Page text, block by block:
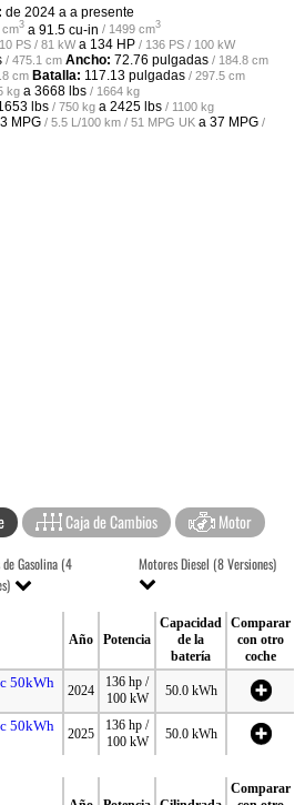
de 2024 a a presente
cm3 a 91.5 cu-in / 1499 cm3
PS / 81 kWa 134 HP / 136 PS / 100 kW
/ 475.1 cm Ancho: 72.76 pulgadas / 184.8 cm
cm Batalla: 117.13 pulgadas / 297.5 cm
kg a 3668 lbs / 1664 kg
lbs / 750 kg a 2425 lbs / 1100 kg
MPG / 5.5 L/100 km / 51 MPG UK a 37 MPG /
Caja de Cambios Motor
Gasolina (4
Motores Diesel (8 Versiones)
Año Potencia
Capacidad
de la
batería
Comparar
con otro
coche
50kWh 2024
136 hp /
100 kW
50.0 kWh
50kWh 2025
136 hp /
100 kW
50.0 kWh
Comparar